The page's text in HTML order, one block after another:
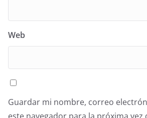
Web
Guardar mi nombre, correo